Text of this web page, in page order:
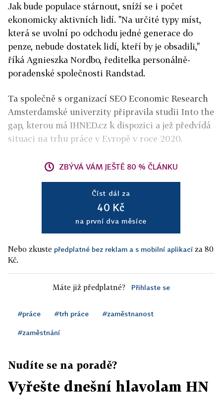
Jak bude populace stárnout, sníží se i počet
ekonomicky aktivních lidí. "Na určité typy míst,
která se uvolní po odchodu jedné generace do
penze, nebude dostatek lidí, kteří by je obsadili,"
říká Agnieszka Nordbo, ředitelka personálně-
poradenské společnosti Randstad.
Ta společně s organizací SEO Economic Research
Amsterdamské univerzity připravila studii Into the
gap, kterou má IHNED.cz k dispozici a jež předvídá
situaci na trhu práce v Evropě v roce 2020.
ZBÝVÁ VÁM JEŠTĚ 80 % ČLÁNKU
Číst dál za
40 Kč
na první dva měsíce
Nebo zkuste předplatné bez reklam a s mobilní aplikací za 80
Kč.
Máte již předplatné? Přihlaste se
#práce #trh práce #zaměstnanost
#zaměstnání
Nudíte se na poradě?
Vyřešte dnešní hlavolam HN